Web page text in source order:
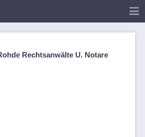
Rechtsanwälte U. Notare